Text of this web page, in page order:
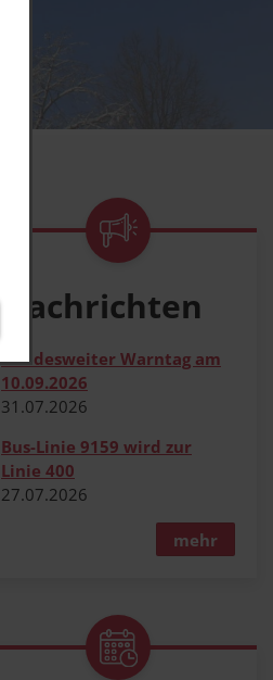
Nachrichten
Bundesweiter Warntag am
10.09.2026
31.​07.​2026
Bus-Linie 9159 wird zur
Linie 400
27.​07.​2026
mehr